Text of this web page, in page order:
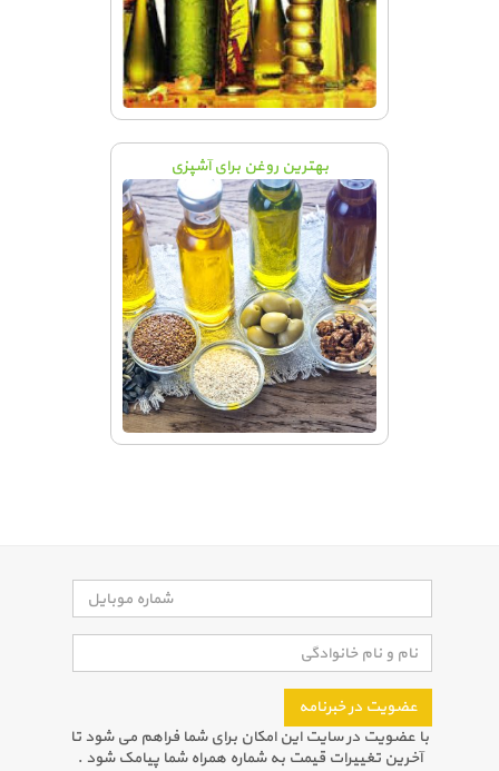
بهترین روغن برای آشپزی
عضویت در خبرنامه
با عضویت در سایت این امکان برای شما فراهم می شود تا
آخرین تغییرات قیمت به شماره همراه شما پیامک شود .